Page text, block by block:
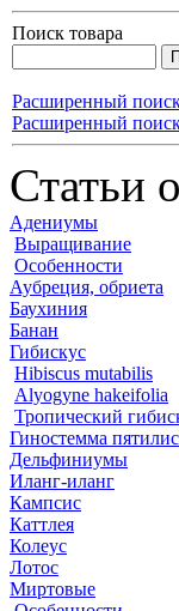
Поиск товара
Расширенный
Расширенный
Статьи
Адениумы
Выращивание
Особенности
Аубреция, обриета
Баухиния
Банан
Гибискус
Hibiscus mutabilis
Alyogyne hakeifolia
Тропический
Гиностемма
Дельфиниумы
Иланг-иланг
Кампсис
Каттлея
Колеус
Лотос
Миртовые